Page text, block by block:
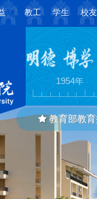
教工 学生 校友
创建学校
1954年
教育部教